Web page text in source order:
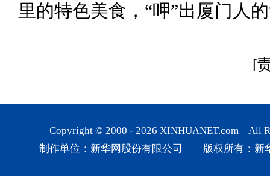
里的特色美食，“呷”出厦门人
[
Copyright © 2000 - 2026 XINHUANET.com All
制作单位：新华网股份有限公司 版权所有：新